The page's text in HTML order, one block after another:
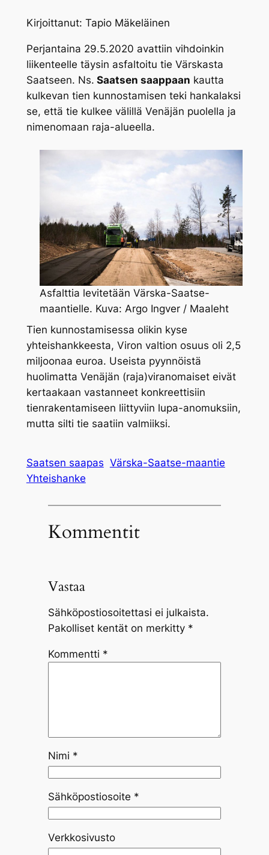
Kirjoittanut: Tapio Mäkeläinen
Perjantaina 29.5.2020 avattiin vihdoinkin
liikenteelle täysin asfaltoitu tie Värskasta
Saatseen. Ns. Saatsen saappaan kautta
kulkevan tien kunnostamisen teki hankalaksi
se, että tie kulkee välillä Venäjän puolella ja
nimenomaan raja-alueella.
Asfalttia levitetään Värska-Saatse-
maantielle. Kuva: Argo Ingver / Maaleht
Tien kunnostamisessa olikin kyse
yhteishankkeesta, Viron valtion osuus oli 2,5
miljoonaa euroa. Useista pyynnöistä
huolimatta Venäjän (raja)viranomaiset eivät
kertaakaan vastanneet konkreettisiin
tienrakentamiseen liittyviin lupa-anomuksiin,
mutta silti tie saatiin valmiiksi.
Saatsen saapas Värska-Saatse-maantie
Yhteishanke
Kommentit
Vastaa
Sähköpostiosoitettasi ei julkaista.
Pakolliset kentät on merkitty *
Kommentti *
Nimi *
Sähköpostiosoite *
Verkkosivusto